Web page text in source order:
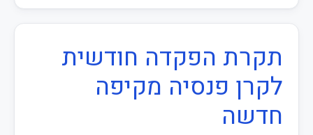
תקרת הפקדה חודשית
לקרן פנסיה מקיפה
חדשה